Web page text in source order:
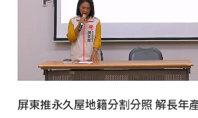
屏東推永久屋地籍分割分照 解長年